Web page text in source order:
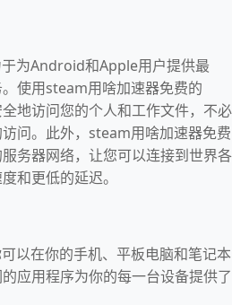
为Android和Apple用户提供最
使用steam用啥加速器免费的
地访问您的个人和工作文件，不必
问。此外，steam用啥加速器免费
务器网络，让您可以连接到世界各
和更低的延迟。
以在你的手机、平板电脑和笔记本
应用程序为你的每一台设备提供了